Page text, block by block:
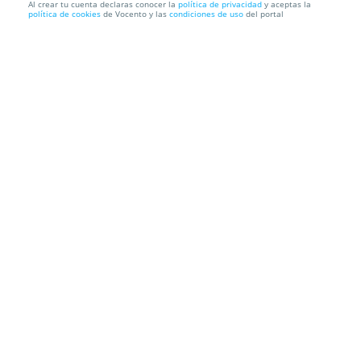
Entradas Casandra Madrid
Al crear tu cuenta declaras conocer la política de privacidad y aceptas la
política de cookies de Vocento y las condiciones de uso del portal